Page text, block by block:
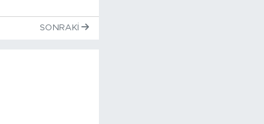
SONRAKI